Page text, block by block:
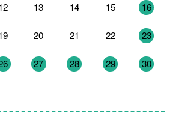
13 14 15 16
20 21 22 23
27 28 29 30